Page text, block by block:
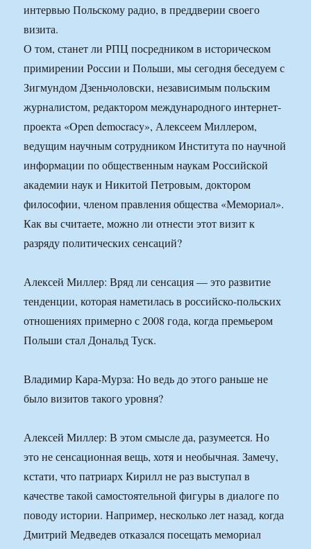
интервью Польскому радио, в преддверии своего
визита.
О том, станет ли РПЦ посредником в историческом
примирении России и Польши, мы сегодня беседуем с
Зигмундом Дзеньчоловски, независимым польским
журналистом, редактором международного интернет-
проекта «Open democracy», Алексеем Миллером,
ведущим научным сотрудником Института по научной
информации по общественным наукам Российской
академии наук и Никитой Петровым, доктором
философии, членом правления общества «Мемориал».
Как вы считаете, можно ли отнести этот визит к
разряду политических сенсаций?
Алексей Миллер: Вряд ли сенсация — это развитие
тенденции, которая наметилась в российско-польских
отношениях примерно с 2008 года, когда премьером
Польши стал Дональд Туск.
Владимир Кара-Мурза: Но ведь до этого раньше не
было визитов такого уровня?
Алексей Миллер: В этом смысле да, разумеется. Но
это не сенсационная вещь, хотя и необычная. Замечу,
кстати, что патриарх Кирилл не раз выступал в
качестве такой самостоятельной фигуры в диалоге по
поводу истории. Например, несколько лет назад, когда
Дмитрий Медведев отказался посещать мемориал